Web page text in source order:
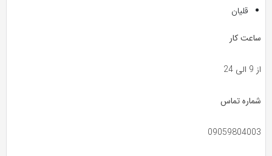
قلیان
ساعت کار
از 9 الی 24
شماره تماس
09059804003